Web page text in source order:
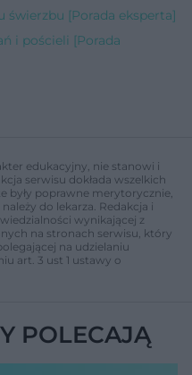
świerzbu [Porada eksperta]
i pościeli [Porada
edukacyjny, nie stanowi i
serwisu dokłada wszelkich
były poprawne merytorycznie,
do lekarza. Redakcja i
wynikającej z
na stronach serwisu, który
na udzielaniu
art. 3 ust 1 ustawy o
POLECAJĄ